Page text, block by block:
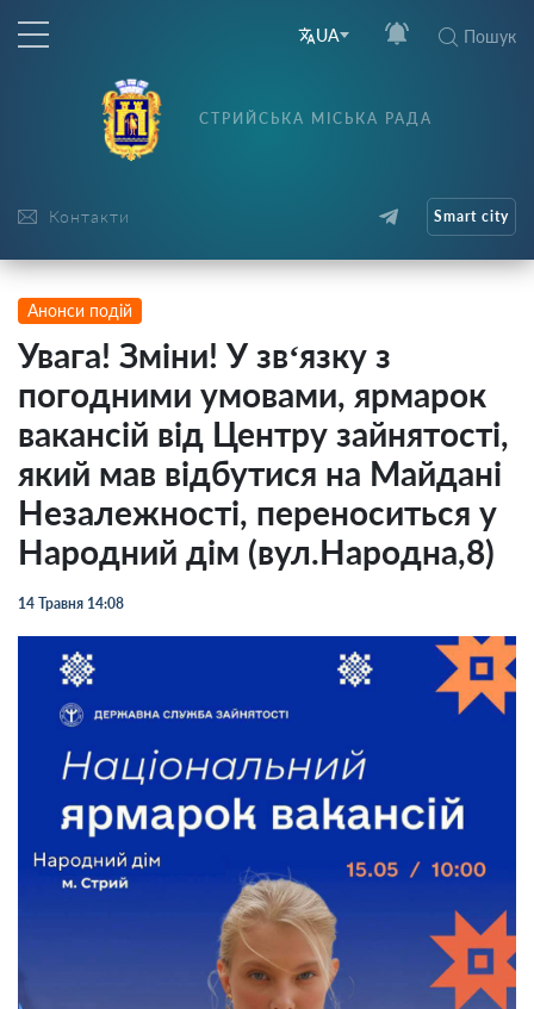
UA Пошук
Контакти
СТРИЙСЬКА МІСЬКА РАДА
Smart city
Анонси подій
Увага! Зміни! У зв‘язку з
погодними умовами, ярмарок
вакансій від Центру зайнятості,
який мав відбутися на Майдані
Незалежності, переноситься у
Народний дім (вул.Народна,8)
14 Травня 14:08